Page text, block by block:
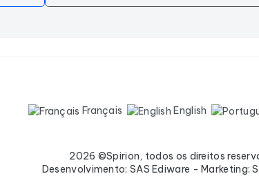
Français English
2026 ©Spirion, todos os direitos
Desenvolvimento: SAS Ediware - Marketing: